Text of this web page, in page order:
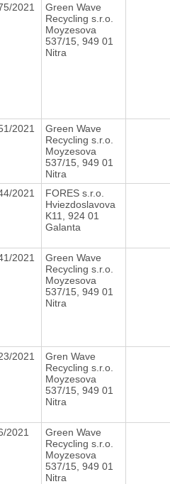
2021
Green Wave
Recycling s.r.o.
Moyzesova
537/15, 949 01
Nitra
2021
Green Wave
Recycling s.r.o.
Moyzesova
537/15, 949 01
Nitra
2021
FORES s.r.o.
Hviezdoslavova
K11, 924 01
Galanta
2021
Green Wave
Recycling s.r.o.
Moyzesova
537/15, 949 01
Nitra
2021
Gren Wave
Recycling s.r.o.
Moyzesova
537/15, 949 01
Nitra
2021
Green Wave
Recycling s.r.o.
Moyzesova
537/15, 949 01
Nitra